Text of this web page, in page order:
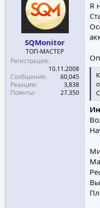
а
SQMonitor
ТОП-МАСТЕР
Регистрация
10.11.2008
Сообщения
60,045
Реакции
3,838
Поинты
27.350
Я